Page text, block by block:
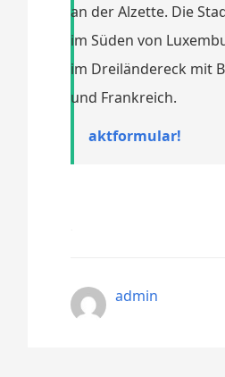
an der Alzette. Die
im Süden von
im Dreiländereck mit
und Frankreich.
aktformular!
admin